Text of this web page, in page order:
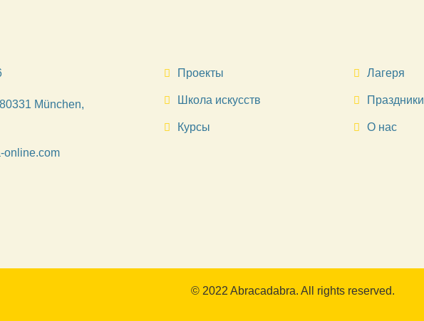
München,
online.com
Проекты
Школа искусств
Курсы
Лагеря
Праздники
О нас
© 2022 Abracadabra. All rights reserved.